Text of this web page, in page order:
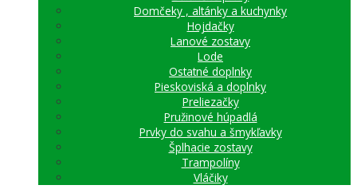
Domčeky , altánky a kuchynky
Hojdačky
Lanové zostavy
Lode
Ostatné doplnky
Pieskoviská a doplnky
Preliezačky
Pružinové húpadlá
Prvky do svahu a šmykľavky
Šplhacie zostavy
Trampolíny
Vláčiky